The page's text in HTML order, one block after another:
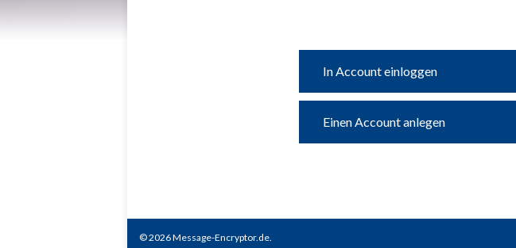
In Account einloggen
Einen Account anlegen
© 2026 Message-Encryptor.de.